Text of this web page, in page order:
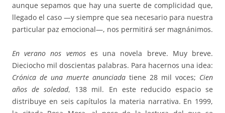
aunque sepamos que hay una suerte de complicidad que,
llegado el caso —y siempre que sea necesario para nuestra
particular paz emocional—, nos permitirá ser magnánimos.
En verano nos vemos es una novela breve. Muy breve.
Dieciocho mil doscientas palabras. Para hacernos una idea:
Crónica de una muerte anunciada tiene 28 mil voces; Cien
años de soledad, 138 mil. En este reducido espacio se
distribuye en seis capítulos la materia narrativa. En 1999,